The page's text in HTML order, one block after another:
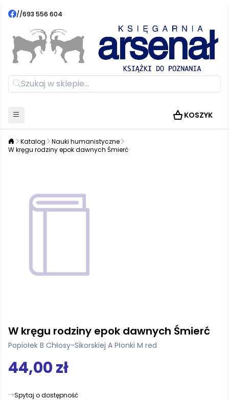
//693 556 604
KOSZYK
Katalog
Nauki humanistyczne
W kręgu rodziny epok dawnych Śmierć
W kręgu rodziny epok dawnych Śmierć
Popiołek B Chłosy-Sikorskiej A Płonki M red
44,00 zł
Spytaj o dostępność